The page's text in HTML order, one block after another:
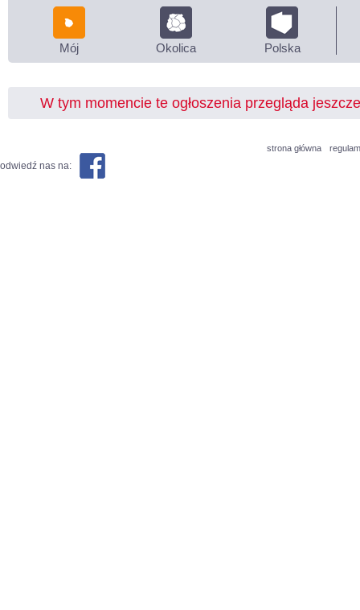
Mój Okolica Polska
W tym momencie te ogłoszenia przegląda
strona główna
odwiedź nas na: